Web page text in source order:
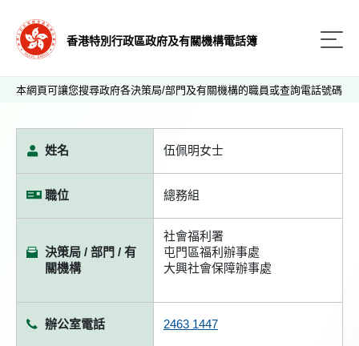
香港特別行政區政府及有關機構電話簿
本網頁可讓您搜尋政府各決策局/部門及有關機構的職員或查詢電話號碼
姓名 伍佩明女士
職位 總務組
決策局 / 部門 / 有
關機構
社會福利署
屯門區福利辦事處
大興社會保障辦事處
辦公室電話 2463 1447